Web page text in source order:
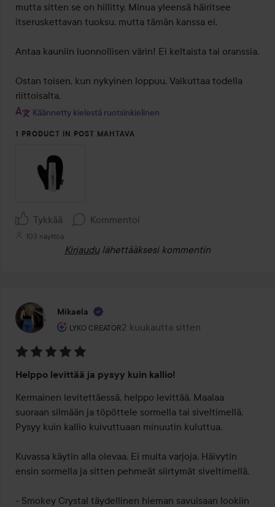
mutta sitten se on hillitty. Minua yleensä häiritsee
itseruskettavan tuoksu, mutta tämän kanssa ei.
Antaa kauniin luonnollisen värin! Ei keltaista tai oranssia.
Ostan toisen, kun nykyinen loppuu. Vaikuttaa todella
riittoisalta.
Käännetty kielestä ruotsinkielinen
1 PRODUCT IN POST MAHTAVA
Tykkää Kommentoi
103 näyttöä
Kirjaudu lähettääksesi kommentin
Mikaela
LYKO CREATOR
Käyttäjän rooli: Lyko Creator.
2 kuukautta sitten
Viesti luotiin 2 kuukautta sitten
5
/
5
Helppo levittää ja pysyy kuin kallio!
Kermainen levitettäessä, helppo levittää. Maalaa
suoraan silmään ja töpöttele sormella tai siveltimellä.
Pysyy kuin kallio kuivuttuaan minuutin kuluttua.
Kuvassa käytin alla olevaa. Ei muita varjoja. Häivytin
ensin sormella ja sitten pehmeät siirtymät siveltimellä.
- Smokey Crystal täydellinen hieman savuisaan lookiin